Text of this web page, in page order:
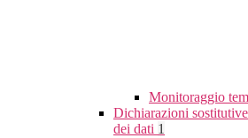
Monitoraggio
Dichiarazioni
dei dati 1